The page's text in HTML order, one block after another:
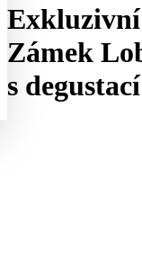
Zámek
s degustací